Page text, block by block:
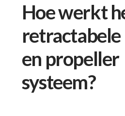
Hoe werkt
en propeller
systeem?